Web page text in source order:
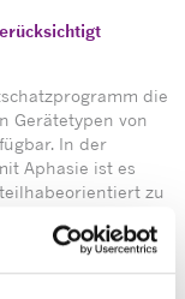
die
Gerätetypen von
In der
Aphasie ist es
zu
berücksichtigt,